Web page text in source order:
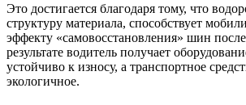
Это достигается благодаря тому, что
структуру материала, способствует
эффекту «самовосстановления» шин
результате водитель получает
устойчиво к износу, а транспортное
экологичное.